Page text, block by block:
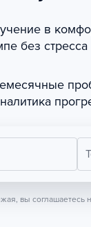
в
без стресса
вы соглашаетесь